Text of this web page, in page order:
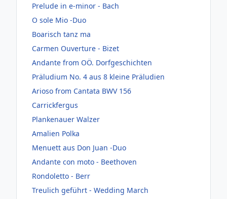
Prelude in e-minor - Bach
O sole Mio -Duo
Boarisch tanz ma
Carmen Ouverture - Bizet
Andante from OÖ. Dorfgeschichten
Präludium No. 4 aus 8 kleine Präludien
Arioso from Cantata BWV 156
Carrickfergus
Plankenauer Walzer
Amalien Polka
Menuett aus Don Juan -Duo
Andante con moto - Beethoven
Rondoletto - Berr
Treulich geführt - Wedding March